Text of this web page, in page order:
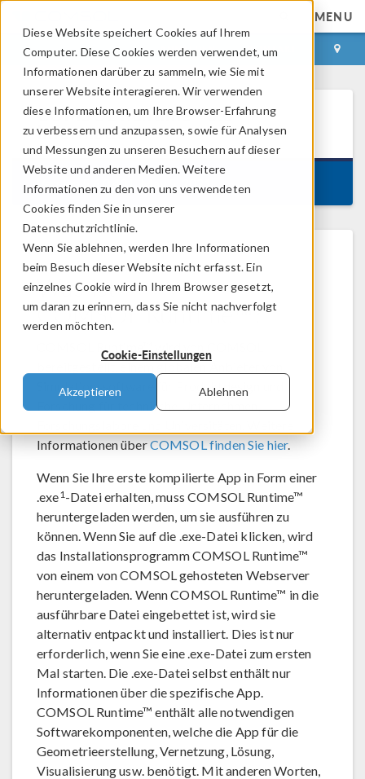
Diese Website speichert Cookies auf Ihrem
Computer. Diese Cookies werden verwendet, um
Informationen darüber zu sammeln, wie Sie mit
unserer Website interagieren. Wir verwenden
diese Informationen, um Ihre Browser-Erfahrung
zu verbessern und anzupassen, sowie für Analysen
und Messungen zu unseren Besuchern auf dieser
Website und anderen Medien. Weitere
Informationen zu den von uns verwendeten
Cookies finden Sie in unserer
Datenschutzrichtlinie.
Wenn Sie ablehnen, werden Ihre Informationen
beim Besuch dieser Website nicht erfasst. Ein
einzelnes Cookie wird in Ihrem Browser gesetzt,
um daran zu erinnern, dass Sie nicht nachverfolgt
werden möchten.
Cookie-Einstellungen
Akzeptieren Ablehnen
MENU
ANMELDEN KONTAKT
COMSOL Runtime™5.6
Information
Version 5.6.0.401, May 5, 2021
Was ist
COMSOL Runtime™?
COMSOL Runtime™ wird von COMSOL
bereitgestellt, einem globalen Anbieter von
Simulationssoftware für Produktdesign und
Forschung für technische Unternehmen,
Informationen überCOMSOL finden Sie hier.
Wenn Sie Ihre erste kompilierte App in Form einer
.exe1-Datei erhalten, muss COMSOL Runtime™
heruntergeladen werden, um sie ausführen zu
können. Wenn Sie auf die .exe-Datei klicken, wird
das Installationsprogramm COMSOL Runtime™
von einem von COMSOL gehosteten Webserver
heruntergeladen. Wenn COMSOL Runtime™ in die
ausführbare Datei eingebettet ist, wird sie
alternativ entpackt und installiert. Dies ist nur
erforderlich, wenn Sie eine .exe-Datei zum ersten
Mal starten. Die .exe-Datei selbst enthält nur
Informationen über die spezifische App.
COMSOL Runtime™ enthält alle notwendigen
Softwarekomponenten, welche die App für die
Geometrieerstellung, Vernetzung, Lösung,
Visualisierung usw. benötigt. Mit anderen Worten,